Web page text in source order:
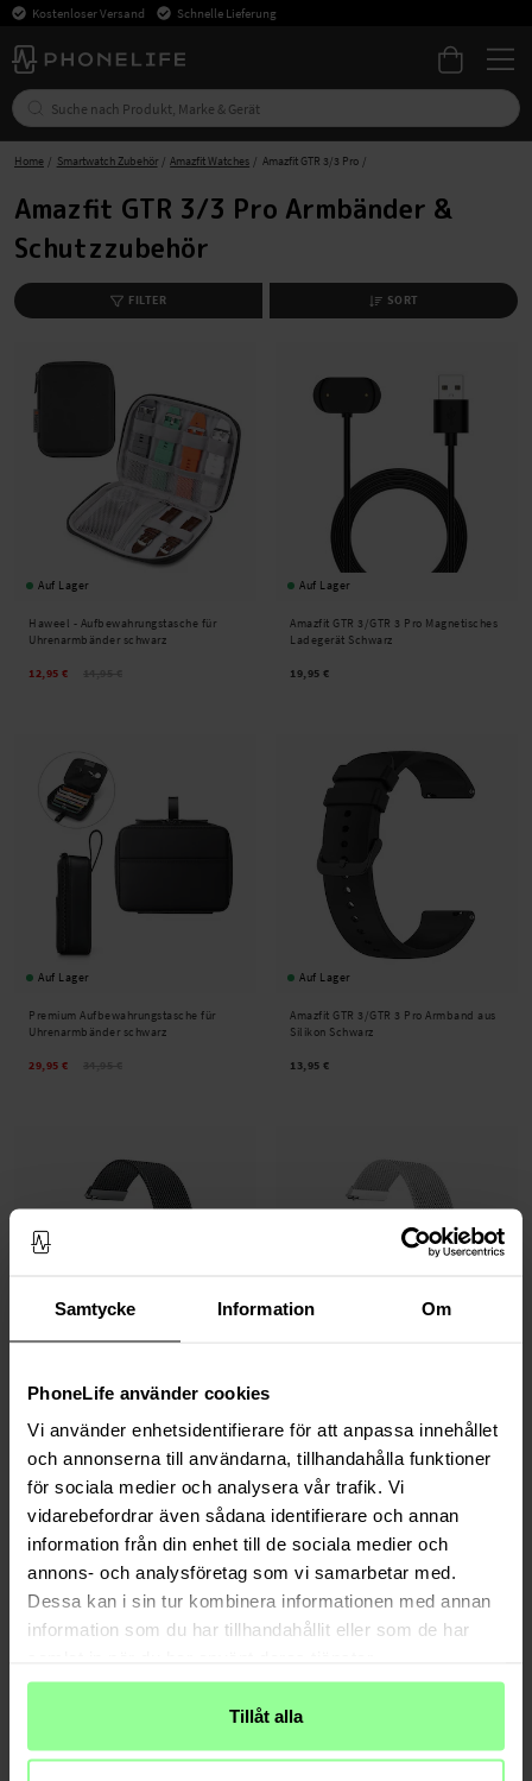
Samtycke Information Om
PhoneLife använder cookies
Vi använder enhetsidentifierare för att anpassa innehållet
och annonserna till användarna, tillhandahålla funktioner
för sociala medier och analysera vår trafik. Vi
vidarebefordrar även sådana identifierare och annan
information från din enhet till de sociala medier och
annons- och analysföretag som vi samarbetar med.
Dessa kan i sin tur kombinera informationen med annan
information som du har tillhandahållit eller som de har
Tillåt alla
Kostenloser Versand Schnelle Lieferung
Home Smartwatch Zubehör Amazfit Watches Amazfit GTR 3/3 Pro
Amazfit GTR 3/3 Pro Armbänder &
Schutzzubehör
FILTER SORT
Auf Lager
Haweel - Aufbewahrungstasche für
Uhrenarmbänder schwarz
12,95 €
Auf Lager
Amazfit GTR 3/GTR 3 Pro Magnetisches
Ladegerät Schwarz
19,95 €
Auf Lager
Premium Aufbewahrungstasche für
Uhrenarmbänder schwarz
29,95 €
Auf Lager
Amazfit GTR 3/GTR 3 Pro Armband aus
Silikon Schwarz
13,95 €
Armband Schwarz
19,95 €
Armband Silber
19,95 €
Auf Lager Auf Lager